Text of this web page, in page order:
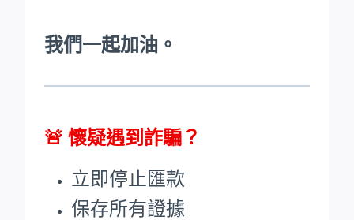
我們一起加油。
🚨 懷疑遇到詐騙？
立即停止匯款
保存所有證據